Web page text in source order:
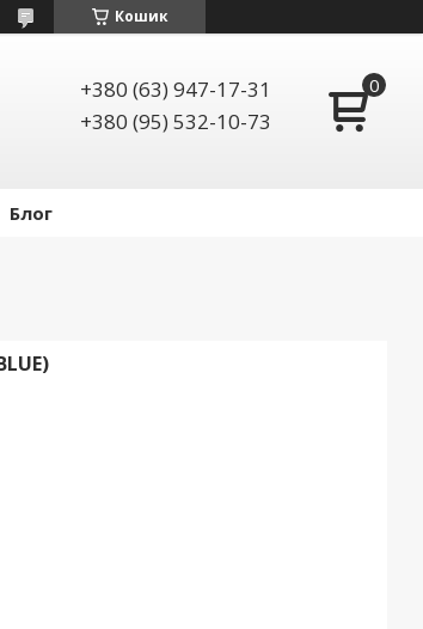
Кошик
+380 (63) 947-17-31
+380 (95) 532-10-73
Блог